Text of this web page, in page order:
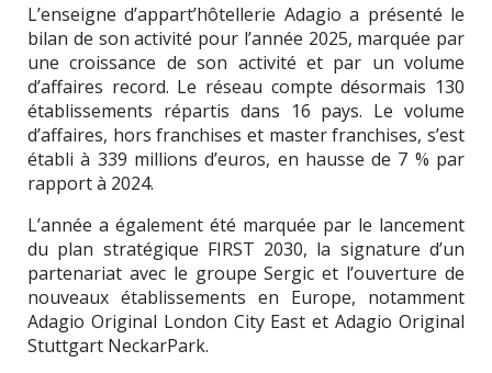
L’enseigne d’appart’hôtellerie Adagio a présenté le
bilan de son activité pour l’année 2025, marquée par
une croissance de son activité et par un volume
d’affaires record. Le réseau compte désormais 130
établissements répartis dans 16 pays. Le volume
d’affaires, hors franchises et master franchises, s’est
établi à 339 millions d’euros, en hausse de 7 % par
rapport à 2024.
L’année a également été marquée par le lancement
du plan stratégique FIRST 2030, la signature d’un
partenariat avec le groupe Sergic et l’ouverture de
nouveaux établissements en Europe, notamment
Adagio Original London City East et Adagio Original
Stuttgart NeckarPark.